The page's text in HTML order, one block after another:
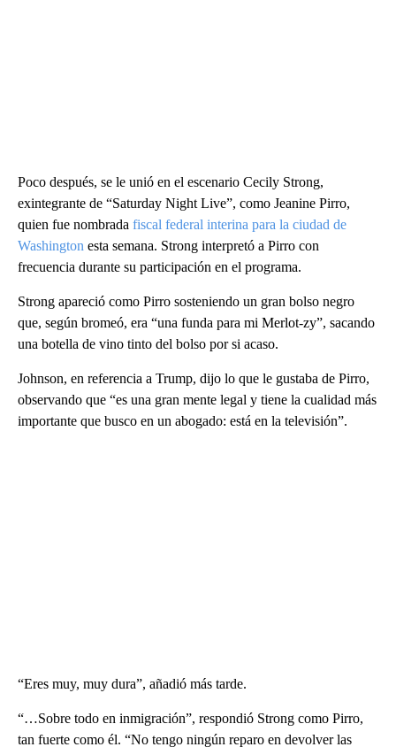
Poco después, se le unió en el escenario Cecily Strong,
exintegrante de “Saturday Night Live”, como Jeanine Pirro,
quien fue nombrada fiscal federal interina para la ciudad de
Washington esta semana. Strong interpretó a Pirro con
frecuencia durante su participación en el programa.
Strong apareció como Pirro sosteniendo un gran bolso negro
que, según bromeó, era “una funda para mi Merlot-zy”, sacando
una botella de vino tinto del bolso por si acaso.
Johnson, en referencia a Trump, dijo lo que le gustaba de Pirro,
observando que “es una gran mente legal y tiene la cualidad más
importante que busco en un abogado: está en la televisión”.
“Eres muy, muy dura”, añadió más tarde.
“…Sobre todo en inmigración”, respondió Strong como Pirro,
tan fuerte como él. “No tengo ningún reparo en devolver las